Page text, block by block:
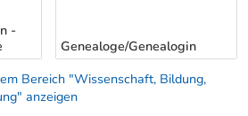
-
Genealoge/Genealogin
Bereich "Wissenschaft, Bildung,
anzeigen